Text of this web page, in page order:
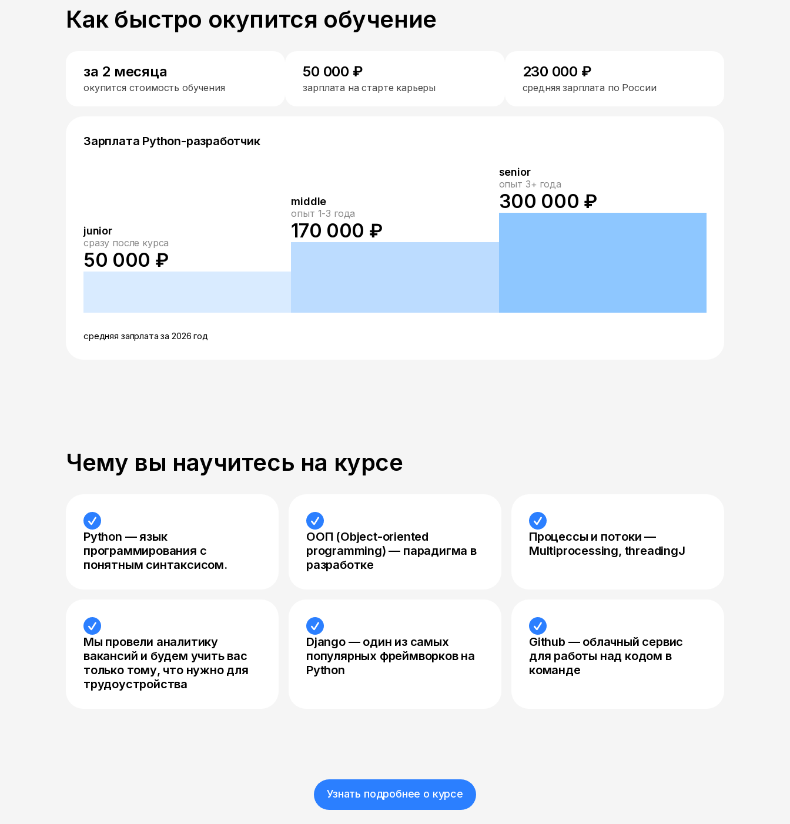
Как быстро окупится обучение
за 2 месяца
окупится стоимость обучения
50 000 ₽
зарплата на старте карьеры
230 000 ₽
средняя зарплата по России
Зарплата Python-разработчик
junior
сразу после курса
50 000 ₽
middle
опыт 1-3 года
170 000 ₽
senior
опыт 3+ года
300 000 ₽
средняя запрлата за 2026 год
Чему вы научитесь на курсе
Python — язык
программирования с
понятным синтаксисом.
ООП (Object-oriented
programming) — парадигма в
разработке
Процессы и потоки —
Multiprocessing, threadingJ
Мы провели аналитику
вакансий и будем учить вас
только тому, что нужно для
трудоустройства
Django — один из самых
популярных фреймворков на
Python
Github — облачный сервис
для работы над кодом в
команде
Узнать подробнее о курсе